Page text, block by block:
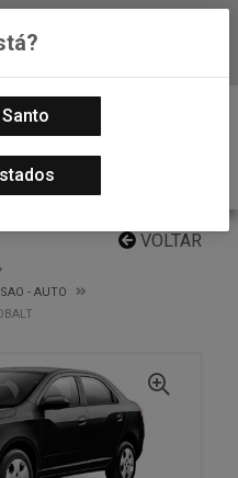
Baixe já nosso APP
VOLTAR
- AUTO